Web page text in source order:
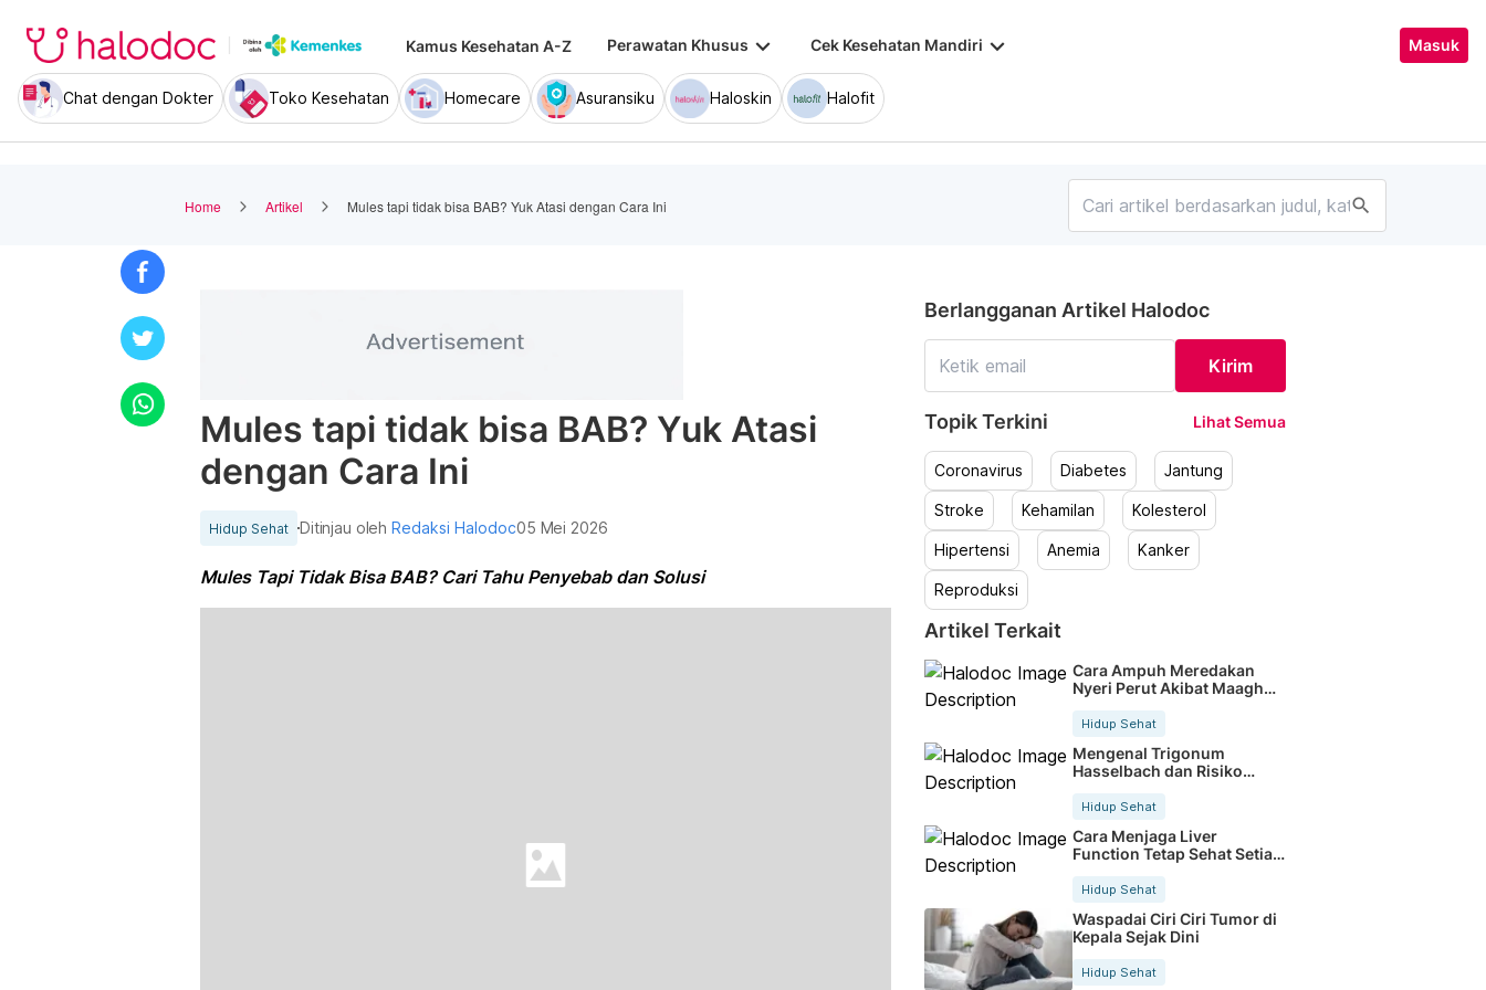
Kamus Kesehatan A-Z Perawatan Khusus keyboard_arrow_down Cek Kesehatan Mandiri keyboard_arrow_down Masuk
Chat dengan Dokter Toko Kesehatan Homecare Asuransiku Haloskin Halofit
Home Artikel Mules tapi tidak bisa BAB? Yuk Atasi dengan Cara Ini search
Mules tapi tidak bisa BAB? Yuk Atasi
dengan Cara Ini
Hidup Sehat Ditinjau olehRedaksi Halodoc05 Mei 2026
Mules Tapi Tidak Bisa BAB? Cari Tahu Penyebab dan Solusi
Berlangganan Artikel Halodoc
Kirim
Topik Terkini Lihat Semua
Coronavirus Diabetes Jantung
Stroke Kehamilan Kolesterol
Hipertensi Anemia Kanker
Reproduksi
Artikel Terkait
Cara Ampuh Meredakan
Nyeri Perut Akibat Maagh
Hidup Sehat
Mengenal Trigonum
Hasselbach dan Risiko
Hidup Sehat
Cara Menjaga Liver
Function Tetap Sehat Setiap
Hidup Sehat
Waspadai Ciri Ciri Tumor di
Kepala Sejak Dini
Hidup Sehat